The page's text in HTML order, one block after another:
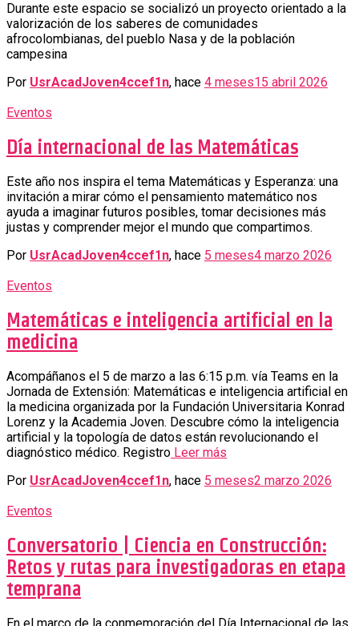
Durante este espacio se socializó un proyecto orientado a la
valorización de los saberes de comunidades
afrocolombianas, del pueblo Nasa y de la población
campesina
Por UsrAcadJoven4ccef1n, hace 4 meses15 abril 2026
Eventos
Día internacional de las Matemáticas
Este año nos inspira el tema Matemáticas y Esperanza: una
invitación a mirar cómo el pensamiento matemático nos
ayuda a imaginar futuros posibles, tomar decisiones más
justas y comprender mejor el mundo que compartimos.
Por UsrAcadJoven4ccef1n, hace 5 meses4 marzo 2026
Eventos
Matemáticas e inteligencia artificial en la
medicina
Acompáñanos el 5 de marzo a las 6:15 p.m. vía Teams en la
Jornada de Extensión: Matemáticas e inteligencia artificial en
la medicina organizada por la Fundación Universitaria Konrad
Lorenz y la Academia Joven. Descubre cómo la inteligencia
artificial y la topología de datos están revolucionando el
diagnóstico médico. Registro Leer más
Por UsrAcadJoven4ccef1n, hace 5 meses2 marzo 2026
Eventos
Conversatorio | Ciencia en Construcción:
Retos y rutas para investigadoras en etapa
temprana